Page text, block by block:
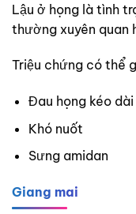
Lậu ở họng là tình
thường xuyên quan
Triệu chứng có thể
Đau họng kéo dài
Khó nuốt
Sưng amidan
Giang mai